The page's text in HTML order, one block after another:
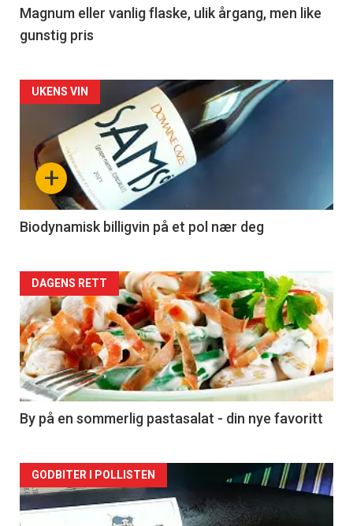
3
Magnum eller vanlig flaske, ulik årgang, men like
gunstig pris
Forsiden
akkurat
nå
4
+
UKENS VIN
Biodynamisk billigvin på et pol nær deg
Forsiden
akkurat
nå
-
5
DAGENS RETT
By på en sommerlig pastasalat - din nye favoritt
Forsiden
akkurat
GODBITER I POLLISTEN